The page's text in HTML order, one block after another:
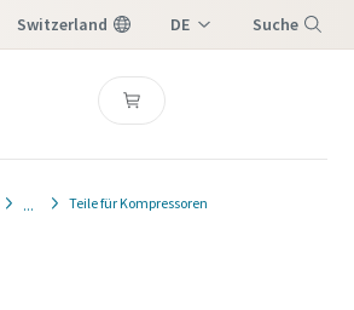
Switzerland DE Suche
Teile für Kompressoren